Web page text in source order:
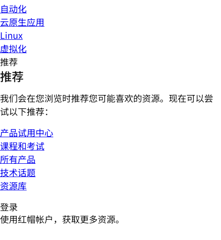
自动化
云原生应用
Linux
虚拟化
推荐
推荐
我们会在您浏览时推荐您可能喜欢的资源。现在可以尝
试以下推荐：
产品试用中心
课程和考试
所有产品
技术话题
资源库
登录
使用红帽帐户，获取更多资源。